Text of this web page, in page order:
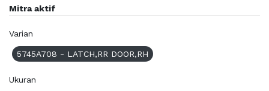
Mitra aktif
Varian
5745A708 - LATCH,RR DOOR,RH
Ukuran